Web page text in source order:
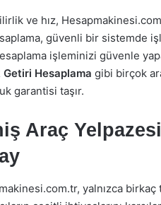
ve hız,
güvenli bir sistemde
işleminizi güvenle
Getiri Hesaplama gibi birçok
garantisi taşır.
Araç
yalnızca birkaç